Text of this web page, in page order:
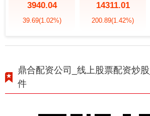
3940.04
39.69(1.02%)
14311.01
200.89(1.42%)
鼎合配资公司_线上股票配资炒
件